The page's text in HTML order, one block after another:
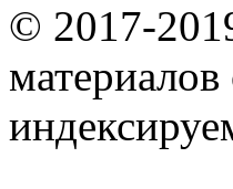
© 2017-
материалов